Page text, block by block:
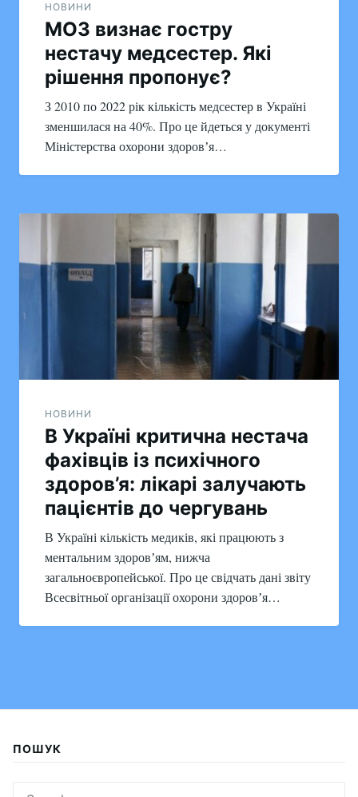
НОВИНИ
МОЗ визнає гостру
нестачу медсестер. Які
рішення пропонує?
З 2010 по 2022 рік кількість медсестер в Україні
зменшилася на 40%. Про це йдеться у документі
Міністерства охорони здоровʼя…
НОВИНИ
В Україні критична нестача
фахівців із психічного
здоров’я: лікарі залучають
пацієнтів до чергувань
В Україні кількість медиків, які працюють з
ментальним здоровʼям, нижча
загальноєвропейської. Про це свідчать дані звіту
Всесвітньої організації охорони здоровʼя…
ПОШУК